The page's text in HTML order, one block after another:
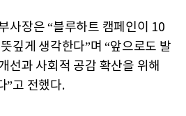
사장은 “블루하트 캠페인이 10
깊게 생각한다”며 “앞으로도 발
선과 사회적 공감 확산을 위해
”고 전했다.